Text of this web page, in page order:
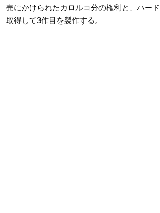
売にかけられたカロルコ分の権利と、ハー
取得して3作目を製作する。